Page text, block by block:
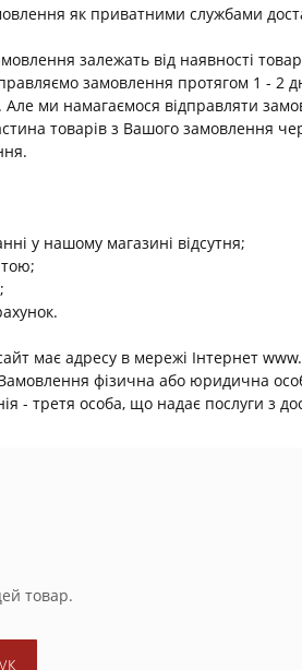
як приватними службами
залежать від наявності
замовлення протягом 1 - 2
Але ми намагаємося відправляти
товарів з Вашого замовлення
у нашому магазині відсутня;
має адресу в мережі Інтернет
Замовлення фізична або юридична
- третя особа, що надає послуги з
товар.